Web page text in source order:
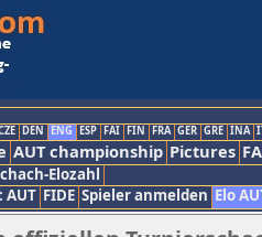
DEN ENG ESP FAI FIN FRA GER GRE INA
AUT championship Pictures
Elozahl
AUT FIDE Spieler anmelden Elo